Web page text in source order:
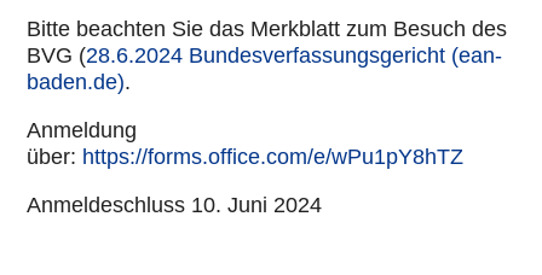
Bitte beachten Sie das Merk­blatt zum Besuch des
BVG (28.6.2024 Bun­des­ver­fas­sungs­ge­richt (ean-
baden.de).
Anmel­dung
über: https://forms.office.com/e/wPu1pY8hTZ
Anmel­de­schluss 10. Juni 2024